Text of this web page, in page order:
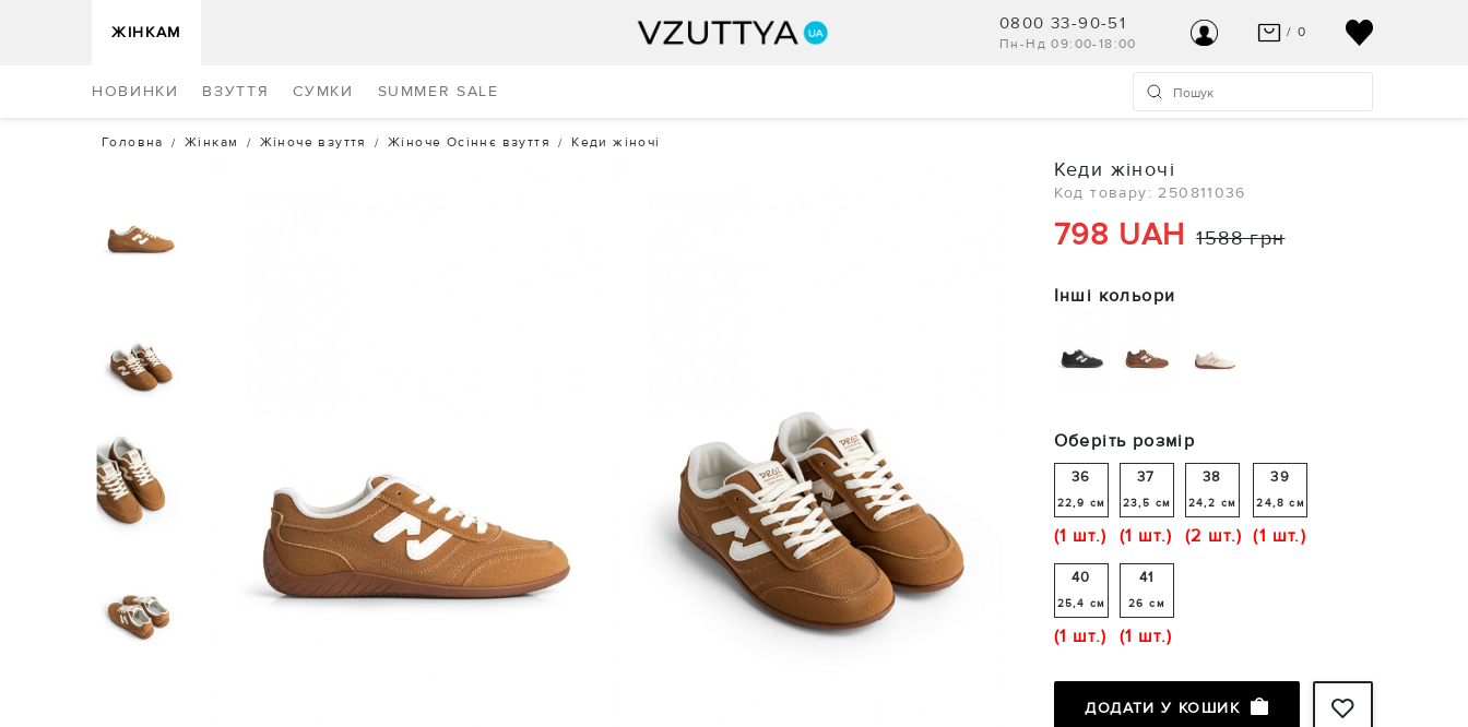
ЖІНКАМ 0800 33-90-51
Пн-Нд 09:00-18:00
/ 0
ВАШ КОШИК ПУСТИЙ
ПЕРЕГЛЯНУТИ
НОВИНКИ ВЗУТТЯ СУМКИ SUMMER SALE
Головна Жінкам Жіноче взуття Жіноче Осіннє взуття Кеди жіночі
Кеди жіночі
Код товару: 250811036
798 UAH 1588 грн
Інші кольори
Оберіть розмір
36
22,9 см
(1 шт.)
37
23,5 см
(1 шт.)
38
24,2 см
(2 шт.)
39
24,8 см
(1 шт.)
40
25,4 см
(1 шт.)
41
26 см
(1 шт.)
ДОДАТИ У КОШИК